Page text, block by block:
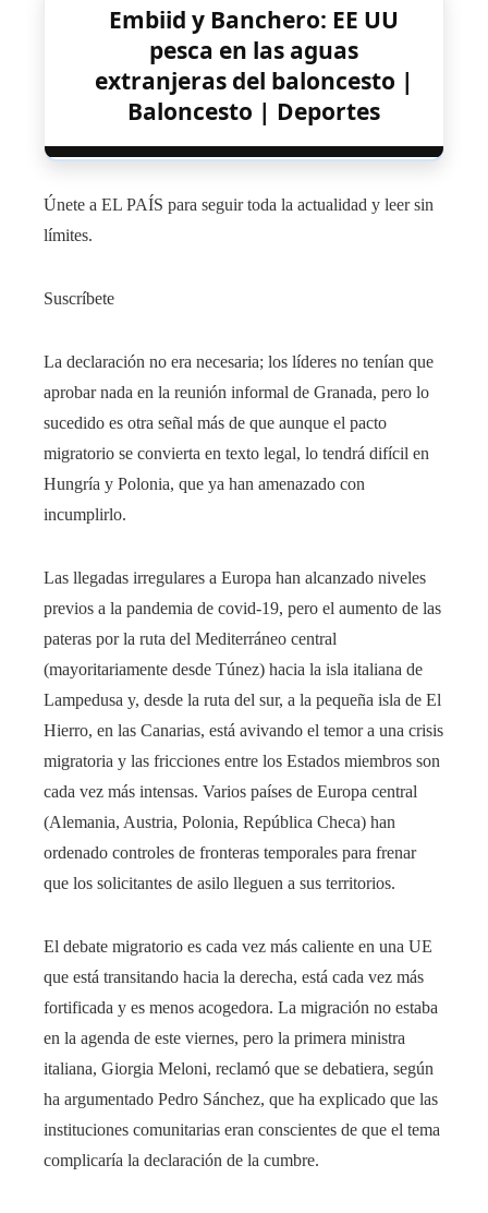
Embiid y Banchero: EE UU
pesca en las aguas
extranjeras del baloncesto |
Baloncesto | Deportes
Únete a EL PAÍS para seguir toda la actualidad y leer sin
límites.
Suscríbete
La declaración no era necesaria; los líderes no tenían que
aprobar nada en la reunión informal de Granada, pero lo
sucedido es otra señal más de que aunque el pacto
migratorio se convierta en texto legal, lo tendrá difícil en
Hungría y Polonia, que ya han amenazado con
incumplirlo.
Las llegadas irregulares a Europa han alcanzado niveles
previos a la pandemia de covid-19, pero el aumento de las
pateras por la ruta del Mediterráneo central
(mayoritariamente desde Túnez) hacia la isla italiana de
Lampedusa y, desde la ruta del sur, a la pequeña isla de El
Hierro, en las Canarias, está avivando el temor a una crisis
migratoria y las fricciones entre los Estados miembros son
cada vez más intensas. Varios países de Europa central
(Alemania, Austria, Polonia, República Checa) han
ordenado controles de fronteras temporales para frenar
que los solicitantes de asilo lleguen a sus territorios.
El debate migratorio es cada vez más caliente en una UE
que está transitando hacia la derecha, está cada vez más
fortificada y es menos acogedora. La migración no estaba
en la agenda de este viernes, pero la primera ministra
italiana, Giorgia Meloni, reclamó que se debatiera, según
ha argumentado Pedro Sánchez, que ha explicado que las
instituciones comunitarias eran conscientes de que el tema
complicaría la declaración de la cumbre.